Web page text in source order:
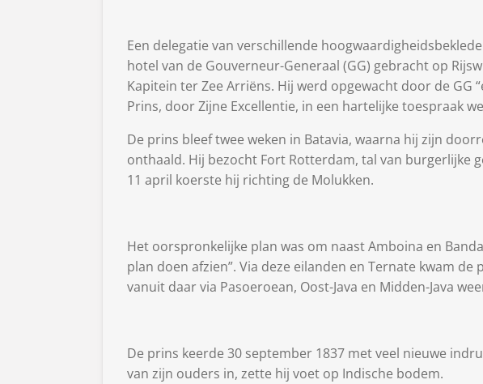
Een delegatie van verschillende
hotel van de Gouverneur-Generaal (GG) gebracht op
Kapitein ter Zee Arriëns. Hij werd opgewacht door de GG
Prins, door Zijne Excellentie, in een hartelijke toespraak
De prins bleef twee weken in Batavia, waarna hij zijn
onthaald. Hij bezocht Fort Rotterdam, tal van burgerlijke
11 april koerste hij richting de Molukken.
Het oorspronkelijke plan was om naast Amboina en
plan doen afzien”. Via deze eilanden en Ternate kwam
vanuit daar via Pasoeroean, Oost-Java en Midden-Java
De prins keerde 30 september 1837 met veel nieuwe
van zijn ouders in, zette hij voet op Indische bodem.